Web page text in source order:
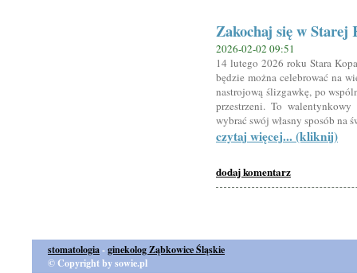
Zakochaj się w
2026-02-02 09:51
14 lutego 2026 roku Stara
będzie można celebrować na
nastrojową ślizgawkę, po
przestrzeni. To
wybrać swój własny sposób na
czytaj więcej... (kliknij)
dodaj komentarz
stomatologia-ginekolog Ząbkowice Śląskie
© Copyright by sowie.pl